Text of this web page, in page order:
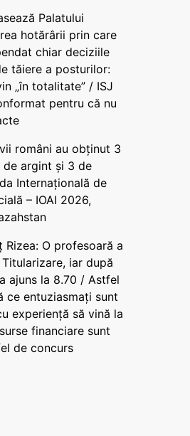
Palatului
hotărârii prin care
chiar deciziile
tăiere a posturilor:
„în totalitate” / ISJ
pentru că nu
români au obținut 3
de argint și 3 de
Internațională de
– IOAI 2026,
Rizea: O profesoară a
iar după
ajuns la 8.70 / Astfel
ce entuziasmați sunt
experiență să vină la
financiare sunt
de concurs